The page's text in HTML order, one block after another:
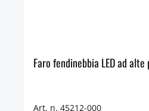
Faro fendinebbia LED ad alte
Art. n. 45212-000